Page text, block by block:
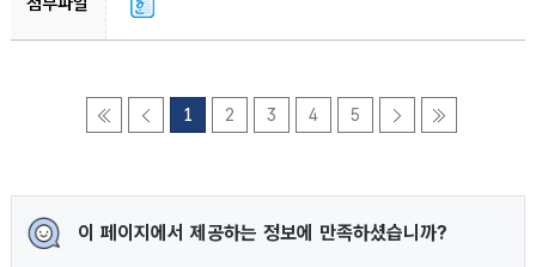
1 2 3 4 5
이 페이지에서 제공하는 정보에 만족하셨습니까?